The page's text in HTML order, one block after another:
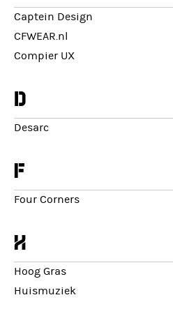
Captein Design
CFWEAR.nl
Compier UX
d
Desarc
f
Four Corners
h
Hoog Gras
Huismuziek